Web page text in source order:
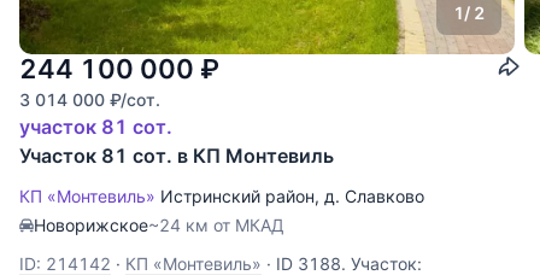
1/ 2
244 100 000 ₽
3 014 000 ₽/сот.
участок 81 сот.
Участок 81 сот. в КП Монтевиль
КП «Монтевиль» Истринский район, д. Славково
Новорижское~24 км от МКАД
ID: 214142 · КП «Монтевиль» · ID 3188. Участок: